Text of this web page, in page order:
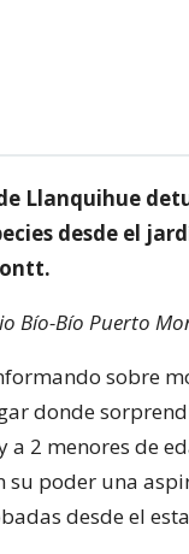
Llanquihue
desde el
Bío-Bío Puerto
sobre
donde
2 menores de
su poder una
desde el